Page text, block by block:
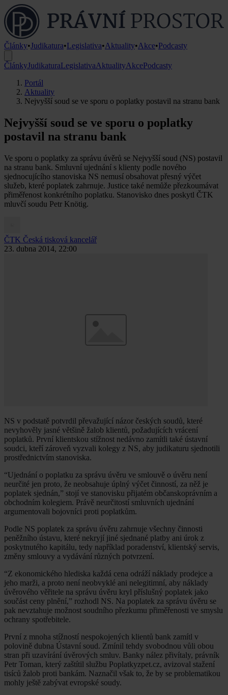
Články•Judikatura•Legislativa•Aktuality•Akce•Podcasty
ČlánkyJudikaturaLegislativaAktualityAkcePodcasty
Portál
Aktuality
Nejvyšší soud se ve sporu o poplatky postavil na stranu bank
Nejvyšší soud se ve sporu o poplatky
postavil na stranu bank
Ve sporu o poplatky za správu úvěrů se Nejvyšší soud (NS) postavil
na stranu bank. Smluvní ujednání s klienty podle nového
sjednocujícího stanoviska NS nemusí obsahovat přesný výčet
služeb, které poplatek zahrnuje. Justice také nemůže přezkoumávat
přiměřenost konkrétního poplatku. Stanovisko dnes poskytl ČTK
mluvčí soudu Petr Knötig.
ČTK Česká tisková kancelář
23. dubna 2014, 22:00
NS v podstatě potvrdil převažující názor českých soudů, které
nevyhověly jasné většině žalob klientů, požadujících vrácení
poplatků. První klientskou stížnost nedávno zamítli také ústavní
soudci, kteří zároveň vyzvali kolegy z NS, aby judikaturu sjednotili
prostřednictvím stanoviska.
“Ujednání o poplatku za správu úvěru ve smlouvě o úvěru není
neurčité jen proto, že neobsahuje úplný výčet činností, za něž je
poplatek sjednán,” stojí ve stanovisku přijatém občanskoprávním a
obchodním kolegiem. Právě neurčitostí smluvních ujednání
argumentovali bojovníci proti poplatkům.
Podle NS poplatek za správu úvěru zahrnuje všechny činnosti
peněžního ústavu, které nekryjí jiné sjednané platby ani úrok z
poskytnutého kapitálu, tedy například poradenství, klientský servis,
změny smlouvy a vydávání různých potvrzení.
“Z ekonomického hlediska každá cena odráží náklady prodejce a
jeho marži, a proto není neobvyklé ani nelegitimní, aby náklady
úvěrového věřitele na správu úvěru kryl příslušný poplatek jako
součást ceny plnění,” rozhodl NS. Na poplatek za správu úvěru se
pak nevztahuje možnost soudního přezkumu přiměřenosti ve smyslu
ochrany spotřebitele.
První z mnoha stížností nespokojených klientů bank zamítl v
polovině dubna Ústavní soud. Zmínil tehdy svobodnou vůli obou
stran při uzavírání úvěrových smluv. Banky nález přivítaly, právník
Petr Toman, který zaštítil službu Poplatkyzpet.cz, avizoval stažení
tisíců žalob proti bankám. Naznačil však to, že by se problematikou
mohly ještě zabývat evropské soudy.